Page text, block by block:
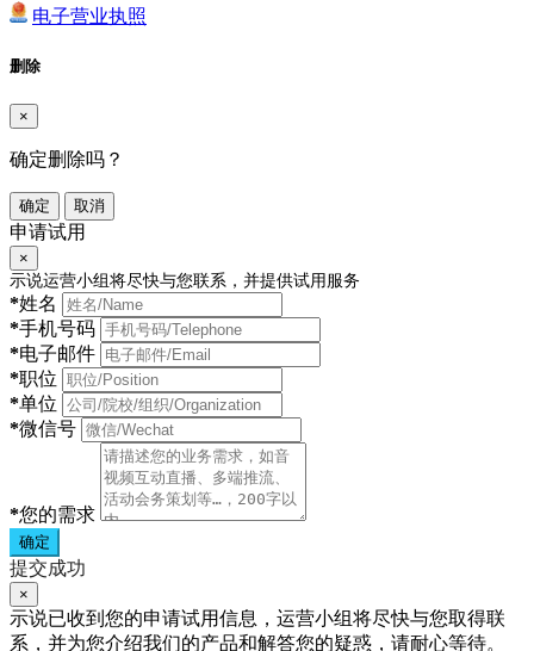
电子营业执照
删除
×
确定删除吗？
确定 取消
申请试用
×
示说运营小组将尽快与您联系，并提供试用服务
*姓名
*手机号码
*电子邮件
*职位
*单位
*微信号
*您的需求
确定
提交成功
×
示说已收到您的申请试用信息，运营小组将尽快与您取得联
系，并为您介绍我们的产品和解答您的疑惑，请耐心等待。